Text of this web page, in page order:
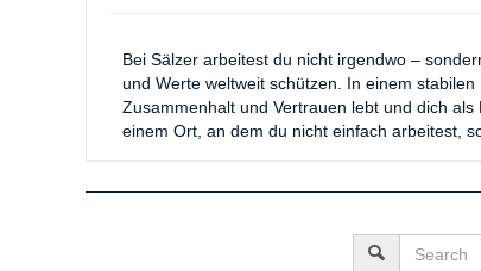
Bei Sälzer arbeitest du nicht irgendwo –
und Werte weltweit schützen. In einem
Zusammenhalt und Vertrauen lebt und dich
einem Ort, an dem du nicht einfach arbeitest,